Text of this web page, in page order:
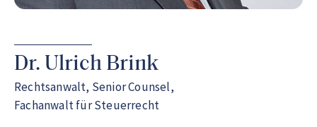
Dr. Ulrich Brink
Rechtsanwalt, Senior Counsel,
Fachanwalt für Steuerrecht